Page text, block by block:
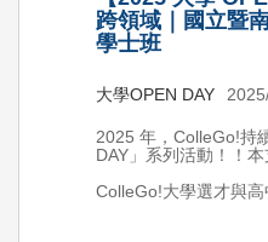
跨領域｜國立暨
學士班
大學OPEN DAY
2025 年，ColleGo!持
DAY」系列活動！！本
ColleGo!大學選才與